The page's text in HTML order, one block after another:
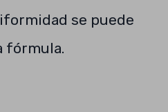
se puede
fórmula.